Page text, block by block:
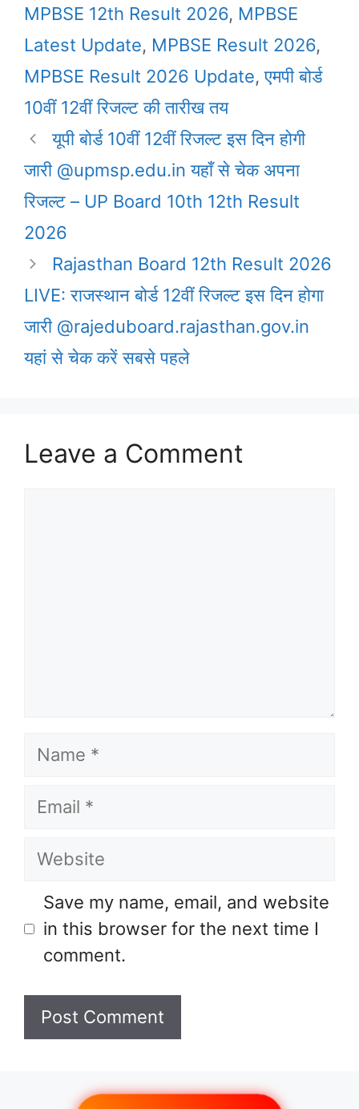
MPBSE 12th Result 2026, MPBSE
Latest Update, MPBSE Result 2026,
MPBSE Result 2026 Update,एमपी बोर्ड
10वीं 12वीं रिजल्ट की तारीख तय
यूपी बोर्ड 10वीं 12वीं रिजल्ट इस दिन होगी
जारी @upmsp.edu.in यहाँ से चेक अपना
रिजल्ट – UP Board 10th 12th Result
2026
Rajasthan Board 12th Result 2026
LIVE: राजस्थान बोर्ड 12वीं रिजल्ट इस दिन होगा
जारी @rajeduboard.rajasthan.gov.in
यहां से चेक करें सबसे पहले
Leave a Comment
Name
Email
Website
Save my name, email, and website
in this browser for the next time I
comment.